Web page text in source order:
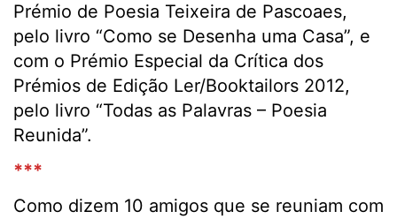
Prémio de Poesia Teixeira de Pascoaes,
pelo livro “Como se Desenha uma Casa”, e
com o Prémio Especial da Crítica dos
Prémios de Edição Ler/Booktailors 2012,
pelo livro “Todas as Palavras – Poesia
Reunida”.
***
Como dizem 10 amigos que se reuniam com